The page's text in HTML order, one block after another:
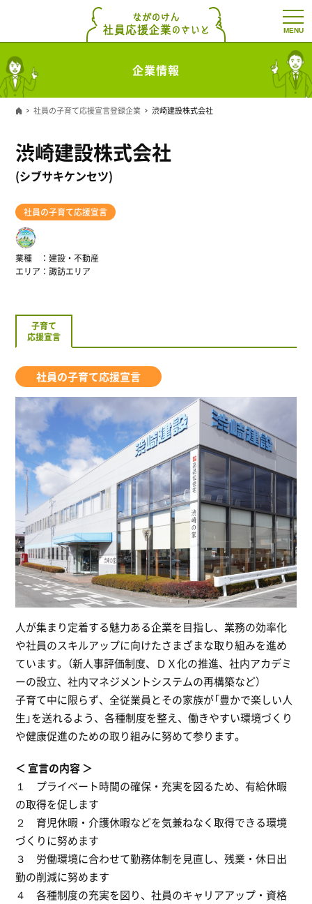
t
o
g
g
l
e
n
a
企業情報
社員の子育て応援宣言登録企業 渋崎建設株式会社
渋崎建設株式会社
(シブサキケンセツ)
社員の子育て応援宣言
業種
建設・不動産
エリア
諏訪エリア
子育て
応援宣言
社員の子育て応援宣言
人が集まり定着する魅力ある企業を目指し、業務の効率化
や社員のスキルアップに向けたさまざまな取り組みを進め
ています。（新人事評価制度、ＤＸ化の推進、社内アカデミ
ーの設立、社内マネジメントシステムの再構築など）
子育て中に限らず、全従業員とその家族が「豊かで楽しい人
生」を送れるよう、各種制度を整え、働きやすい環境づくり
や健康促進のための取り組みに努めて参ります。
宣言の内容
１ プライベート時間の確保・充実を図るため、有給休暇
の取得を促します
２ 育児休暇・介護休暇などを気兼ねなく取得できる環境
づくりに努めます
３ 労働環境に合わせて勤務体制を見直し、残業・休日出
勤の削減に努めます
４ 各種制度の充実を図り、社員のキャリアアップ・資格